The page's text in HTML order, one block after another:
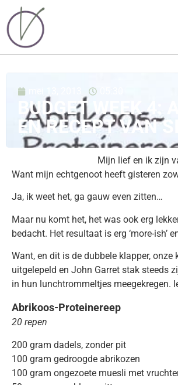
BUDGET WEEK 4:
EN RECEPT VAN
Mijn lief en ik zijn
Want mijn echtgenoot heeft gisteren
Ja, ik weet het, ga gauw even zitten…
Maar nu komt het, het was ook erg
bedacht. Het resultaat is erg ‘more-
Want, en dit is de dubbele klapper,
uitgelepeld en John Garret stak steeds
in hun lunchtrommeltjes meegekregen.
Abrikoos-Proteinereep
20 repen
200 gram dadels, zonder pit
100 gram gedroogde abrikozen
100 gram ongezoete muesli met